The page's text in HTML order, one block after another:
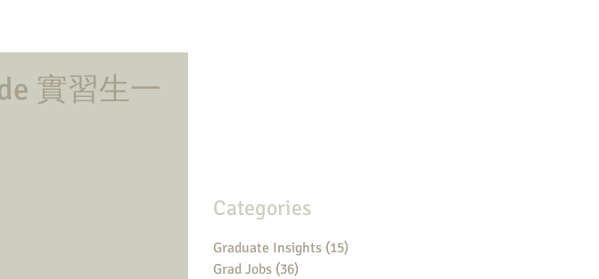
實習生一
Categories
Graduate Insights (15)
Grad Jobs (36)